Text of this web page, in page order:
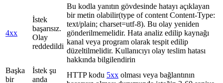
4xx
İstek
başarısız.
Olay
reddedildi
Bu kodla yanıtın gövdesinde hatayı açıklayan
bir metin olabilir(type of content Content-Type:
text/plain; charset=utf-8). Bu olay yeniden
gönderilmemelidir. Hata analiz edilip kaynağı
kanal veya program olarak tespit edilip
düzeltilmelidir. Kullanıcıyı olay teslim hatası
hakkında bilgilendirin
Başka
bir
İstek şu
anda
HTTP kodu 5xx olması veya bağlantının